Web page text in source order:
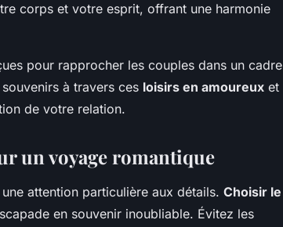
corps et votre esprit, offrant une harmonie
pour rapprocher les couples dans un cadre
à travers ces loisirs en amoureux et
de votre relation.
un voyage romantique
attention particulière aux détails. Choisir le
en souvenir inoubliable. Évitez les